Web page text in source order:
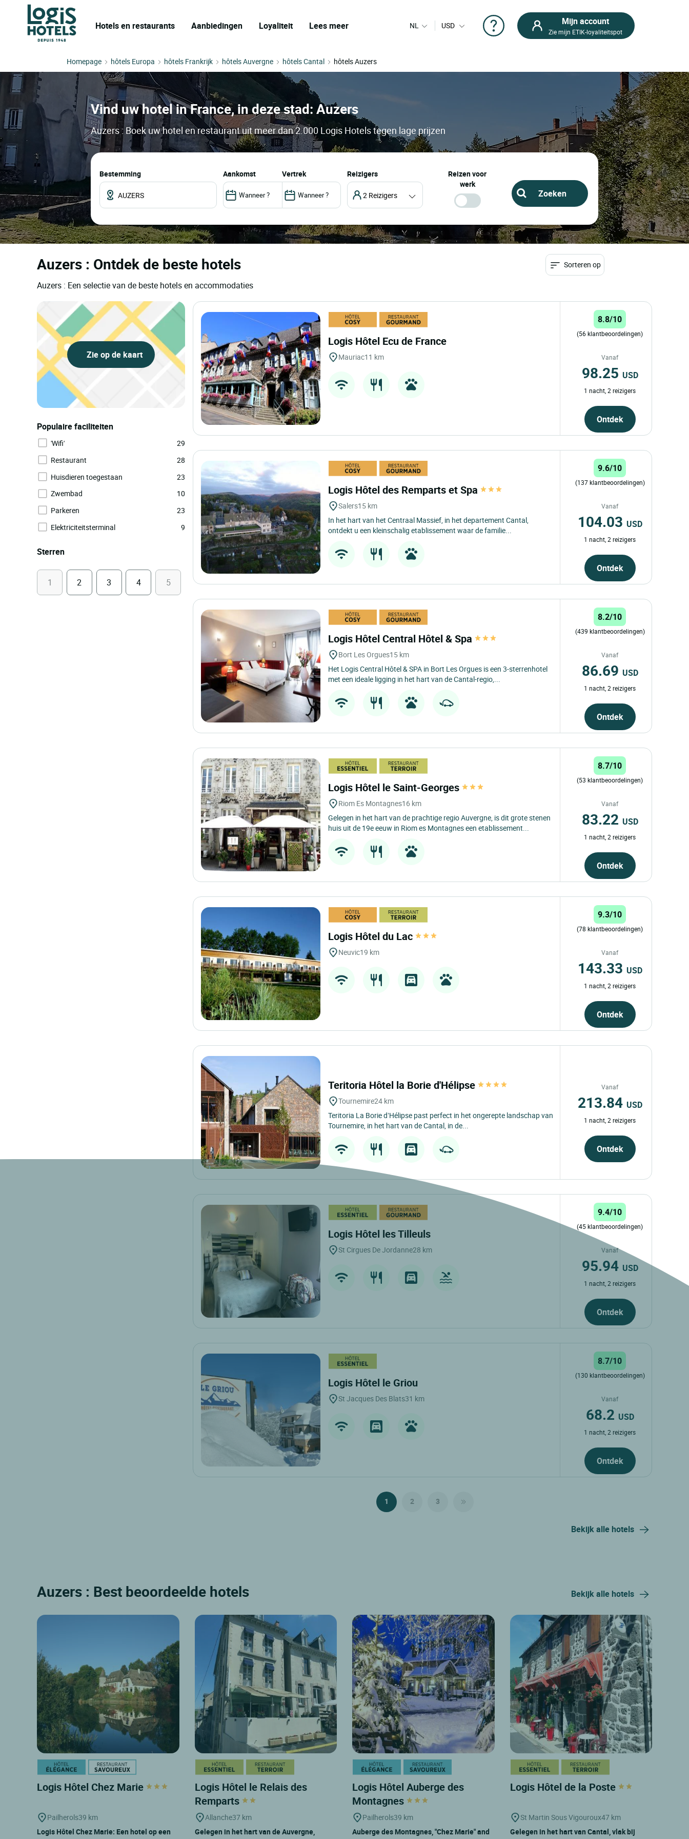
Hotels en restaurants Aanbiedingen Loyaliteit Lees meer NL USD Mijn account
Zie mijn ETIK-loyaliteitspot
Homepage hôtels Europa hôtels Frankrijk hôtels Auvergne hôtels Cantal hôtels Auzers
Vind uw hotel in France, in deze stad: Auzers
Auzers : Boek uw hotel en restaurant uit meer dan 2.000 Logis Hotels tegen lage prijzen
Bestemming aankomst vertrek Reizigers
2 Reizigers
Reizen voor
werk
Auzers : Ontdek de beste hotels
Auzers : Een selectie van de beste hotels en accommodaties
Sorteren op
Zie op de kaart
Populaire faciliteiten
'Wifi'
29
Restaurant
28
Huisdieren toegestaan
23
Zwembad
10
Parkeren
23
Elektriciteitsterminal
9
Sterren
1 2 3 4 5
Logis Hôtel Ecu de France
Mauriac11 km
8.8/10
(56 klantbeoordelingen)
Vanaf
98.25 USD
1 nacht, 2 reizigers
Ontdek
Logis Hôtel des Remparts et Spa
Salers15 km
In het hart van het Centraal Massief, in het departement Cantal,
ontdekt u een kleinschalig etablissement waar de familie...
9.6/10
(137 klantbeoordelingen)
Vanaf
104.03 USD
1 nacht, 2 reizigers
Ontdek
Logis Hôtel Central Hôtel & Spa
Bort Les Orgues15 km
Het Logis Central Hôtel & SPA in Bort Les Orgues is een 3-sterrenhotel
met een ideale ligging in het hart van de Cantal-regio,...
8.2/10
(439 klantbeoordelingen)
Vanaf
86.69 USD
1 nacht, 2 reizigers
Ontdek
Logis Hôtel le Saint-Georges
Riom Es Montagnes16 km
Gelegen in het hart van de prachtige regio Auvergne, is dit grote stenen
huis uit de 19e eeuw in Riom es Montagnes een etablissement...
8.7/10
(53 klantbeoordelingen)
Vanaf
83.22 USD
1 nacht, 2 reizigers
Ontdek
Logis Hôtel du Lac
Neuvic19 km
9.3/10
(78 klantbeoordelingen)
Vanaf
143.33 USD
1 nacht, 2 reizigers
Ontdek
Teritoria Hôtel la Borie d'Hélipse
Tournemire24 km
Teritoria La Borie d’Hélipse past perfect in het ongerepte landschap van
Tournemire, in het hart van de Cantal, in de...
Vanaf
213.84 USD
1 nacht, 2 reizigers
Ontdek
Logis Hôtel les Tilleuls
St Cirgues De Jordanne28 km
9.4/10
(45 klantbeoordelingen)
Vanaf
95.94 USD
1 nacht, 2 reizigers
Ontdek
Logis Hôtel le Griou
St Jacques Des Blats31 km
8.7/10
(130 klantbeoordelingen)
Vanaf
68.2 USD
1 nacht, 2 reizigers
Ontdek
1 2 3
Bekijk alle hotels
Auzers : Best beoordeelde hotels Bekijk alle hotels
Logis Hôtel Chez Marie
Pailherols39 km
Logis Hôtel Chez Marie: Een hotel op een
Logis Hôtel le Relais des
Remparts
Allanche37 km
Gelegen in het hart van de Auvergne,
Logis Hôtel Auberge des
Montagnes
Pailherols39 km
Auberge des Montagnes, "Chez Marie" and
Logis Hôtel de la Poste
St Martin Sous Vigouroux47 km
Gelegen in het hart van Cantal, vlak bij